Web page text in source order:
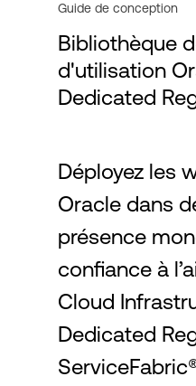
A propos de nous
Connexion
Guide de conception
Bibliothèque
d'utilisation
Dedicated
Déployez les
Oracle dans
présence
confiance à
Cloud
Dedicated